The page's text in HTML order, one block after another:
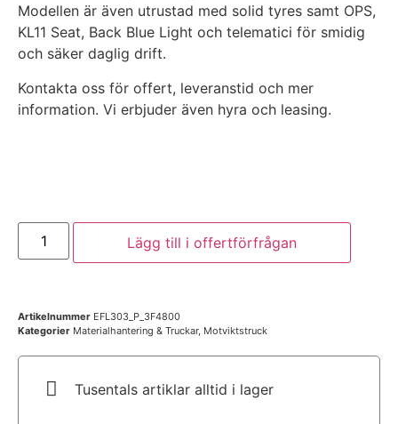
Modellen är även utrustad med solid tyres samt OPS,
KL11 Seat, Back Blue Light och telematici för smidig
och säker daglig drift.
Kontakta oss för offert, leveranstid och mer
information. Vi erbjuder även hyra och leasing.
Lägg till i offertförfrågan
Artikelnummer EFL303_P_3F4800
Kategorier Materialhantering & Truckar, Motviktstruck
Tusentals artiklar alltid i lager